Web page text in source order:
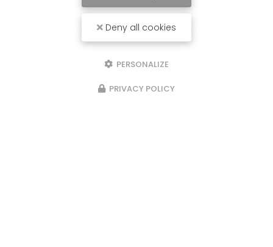
Deny all cookies
PERSONALIZE
PRIVACY POLICY